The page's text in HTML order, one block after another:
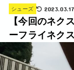
シューズ 2023.03.17
【今回のネク
ーフライネク